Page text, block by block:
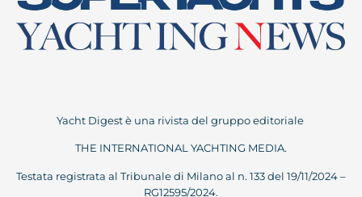
Yacht Digest è una rivista del gruppo editoriale
THE INTERNATIONAL YACHTING MEDIA.
Testata registrata al Tribunale di Milano al n. 133 del 19/11/2024 –
RG12595/2024.